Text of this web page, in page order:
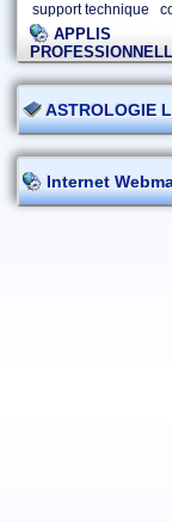
support technique
APPLIS
ASTROLOGIE
Internet